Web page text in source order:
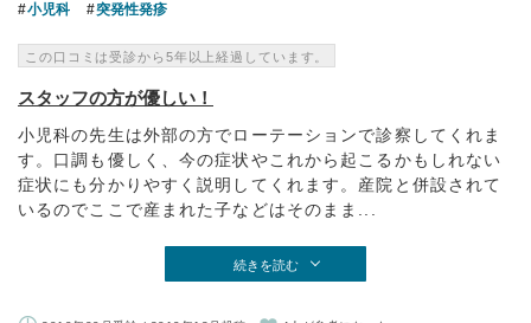
小児科 突発性発疹
この口コミは受診から5年以上経過しています。
スタッフの方が優しい！
小児科の先生は外部の方でローテーションで診察してくれま
す。口調も優しく、今の症状やこれから起こるかもしれない
症状にも分かりやすく説明してくれます。産院と併設されて
いるのでここで産まれた子などはそのまま...
続きを読む